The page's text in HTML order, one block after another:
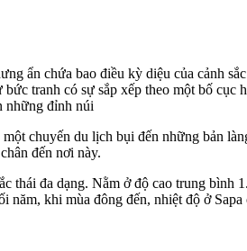
ẩn chứa bao điều kỳ diệu của cảnh
tranh có sự sắp xếp theo một bố cục
những đỉnh núi
chuyến du lịch bụi đến những bản
đến nơi này.
thái đa dạng. Nằm ở độ cao trung bình
khi mùa đông đến, nhiệt độ ở